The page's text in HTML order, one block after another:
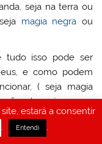
seja na terra ou
magia negra ou
tudo isso pode ser
e como podem
( seja magia
de anjos ou a
e o poder de
estará a consentir
. Entendi .